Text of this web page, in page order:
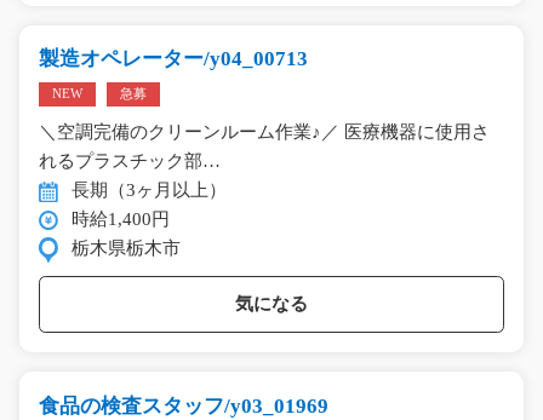
製造オペレーター/y04_00713
NEW 急募
＼空調完備のクリーンルーム作業♪／ 医療機器に使用さ
れるプラスチック部…
長期（3ヶ月以上）
時給1,400円
栃木県栃木市
気になる
食品の検査スタッフ/y03_01969